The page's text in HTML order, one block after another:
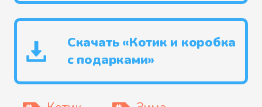
Скачать «Котик и коробка
с подарками»